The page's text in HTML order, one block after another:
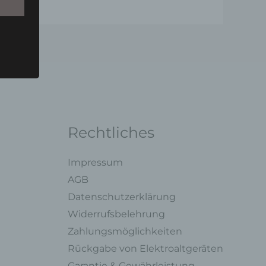
Rechtliches
Impressum
AGB
Datenschutzerklärung
Widerrufsbelehrung
Zahlungsmöglichkeiten
Rückgabe von Elektroaltgeräten